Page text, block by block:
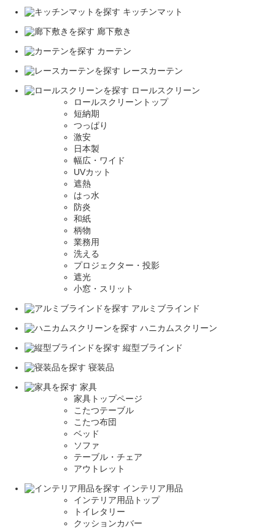
キッチンマット
廊下敷き
カーテン
レースカーテン
ロールスクリーン
ロールスクリーントップ
短納期
つっぱり
激安
日本製
幅広・ワイド
UVカット
遮熱
はっ水
防炎
和紙
柄物
業務用
洗える
プロジェクター・投影
遮光
小窓・スリット
アルミブラインド
ハニカムスクリーン
縦型ブラインド
寝装品
家具
家具トップページ
こたつテーブル
こたつ布団
ベッド
ソファ
テーブル・チェア
アウトレット
インテリア用品
インテリア用品トップ
トイレタリー
クッションカバー